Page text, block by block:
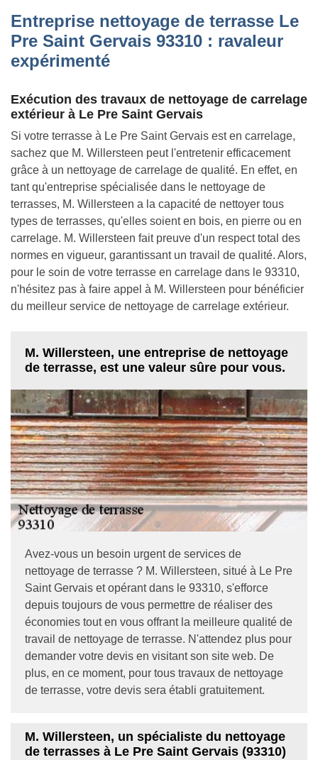
Entreprise nettoyage de terrasse Le
Pre Saint Gervais 93310 : ravaleur
expérimenté
Exécution des travaux de nettoyage de carrelage
extérieur à Le Pre Saint Gervais
Si votre terrasse à Le Pre Saint Gervais est en carrelage,
sachez que M. Willersteen peut l'entretenir efficacement
grâce à un nettoyage de carrelage de qualité. En effet, en
tant qu'entreprise spécialisée dans le nettoyage de
terrasses, M. Willersteen a la capacité de nettoyer tous
types de terrasses, qu'elles soient en bois, en pierre ou en
carrelage. M. Willersteen fait preuve d'un respect total des
normes en vigueur, garantissant un travail de qualité. Alors,
pour le soin de votre terrasse en carrelage dans le 93310,
n'hésitez pas à faire appel à M. Willersteen pour bénéficier
du meilleur service de nettoyage de carrelage extérieur.
M. Willersteen, une entreprise de nettoyage
de terrasse, est une valeur sûre pour vous.
Avez-vous un besoin urgent de services de
nettoyage de terrasse ? M. Willersteen, situé à Le Pre
Saint Gervais et opérant dans le 93310, s'efforce
depuis toujours de vous permettre de réaliser des
économies tout en vous offrant la meilleure qualité de
travail de nettoyage de terrasse. N'attendez plus pour
demander votre devis en visitant son site web. De
plus, en ce moment, pour tous travaux de nettoyage
de terrasse, votre devis sera établi gratuitement.
M. Willersteen, un spécialiste du nettoyage
de terrasses à Le Pre Saint Gervais (93310)